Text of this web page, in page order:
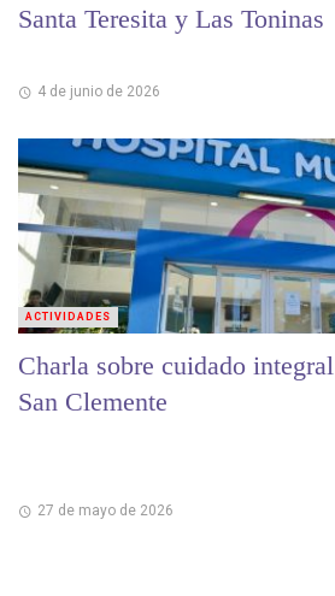
Santa Teresita y Las Toninas
4 de junio de 2026
Charla sobre cuidado
San Clemente
27 de mayo de 2026
ACTIVIDADES